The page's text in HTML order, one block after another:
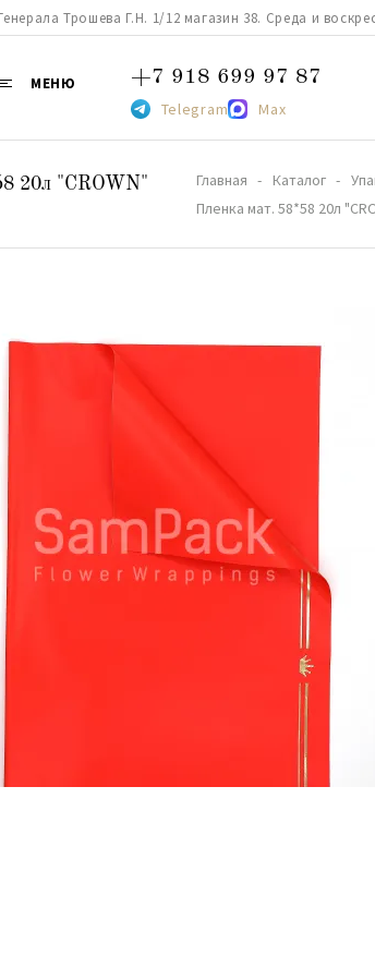
Трошева Г.Н. 1/12 магазин 38. Среда и
МЕНЮ +7 918 699 97 87
Telegram Max
20л "CROWN" Главная Каталог
Пленка мат. 58*58 20л